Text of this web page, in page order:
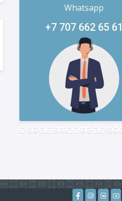
Whatsapp
+7 707 662 65 61